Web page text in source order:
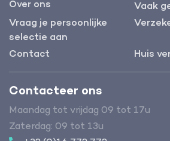
Over ons
Vaak
Vraag je persoonlijke
selectie aan
Contact Huis
Contacteer ons
Maandag tot vrijdag 09 tot 17u
Zaterdag: 09 tot 13u